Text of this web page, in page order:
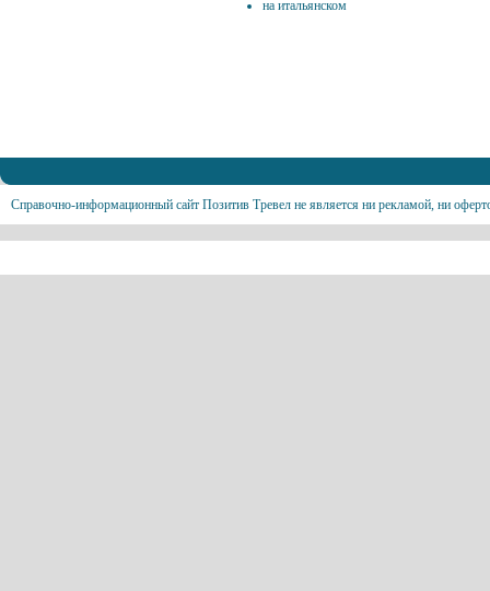
на итальянском
Справочно-информационный сайт Позитив Тревел не является ни рекламой, ни